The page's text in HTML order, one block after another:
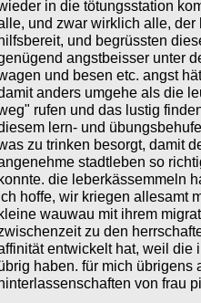
in die tötungsstation
und zwar wirklich alle,
und begrüssten
angstbeisser unter
und besen etc. angst
anders umgehe als die
rufen und das lustig
lern- und
zu trinken besorgt, damit
stadtleben so
die leberkässemmeln
hoffe, wir kriegen allesamt
wauwau mit ihrem
zu den
entwickelt hat, weil die
haben. für mich
von frau